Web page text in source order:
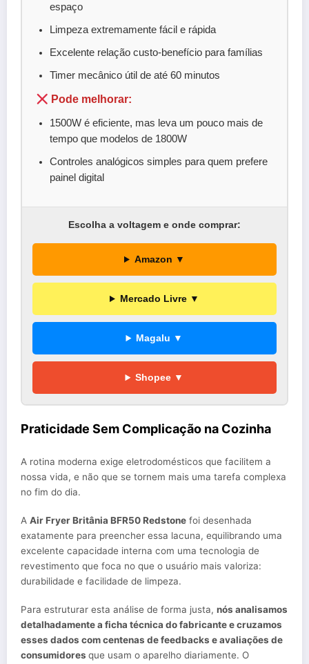
espaço
Limpeza extremamente fácil e rápida
Excelente relação custo-benefício para famílias
Timer mecânico útil de até 60 minutos
Pode melhorar:
1500W é eficiente, mas leva um pouco mais de
tempo que modelos de 1800W
Controles analógicos simples para quem prefere
painel digital
Escolha a voltagem e onde comprar:
Amazon ▼
Mercado Livre ▼
Magalu ▼
Shopee ▼
Praticidade Sem Complicação na Cozinha
A rotina moderna exige eletrodomésticos que facilitem a
nossa vida, e não que se tornem mais uma tarefa complexa
no fim do dia.
A Air Fryer Britânia BFR50 Redstone foi desenhada
exatamente para preencher essa lacuna, equilibrando uma
excelente capacidade interna com uma tecnologia de
revestimento que foca no que o usuário mais valoriza:
durabilidade e facilidade de limpeza.
Para estruturar esta análise de forma justa, nós analisamos
detalhadamente a ficha técnica do fabricante e cruzamos
esses dados com centenas de feedbacks e avaliações de
consumidores que usam o aparelho diariamente. O